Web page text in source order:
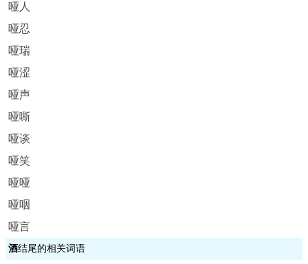
哑人
哑忍
哑瑞
哑涩
哑声
哑嘶
哑谈
哑笑
哑哑
哑咽
哑言
酒结尾的相关词语